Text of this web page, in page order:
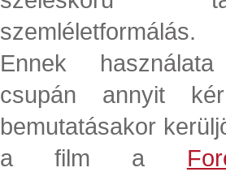
szemléletformálás.
Ennek
csupán annyit
bemutatásakor
a film a